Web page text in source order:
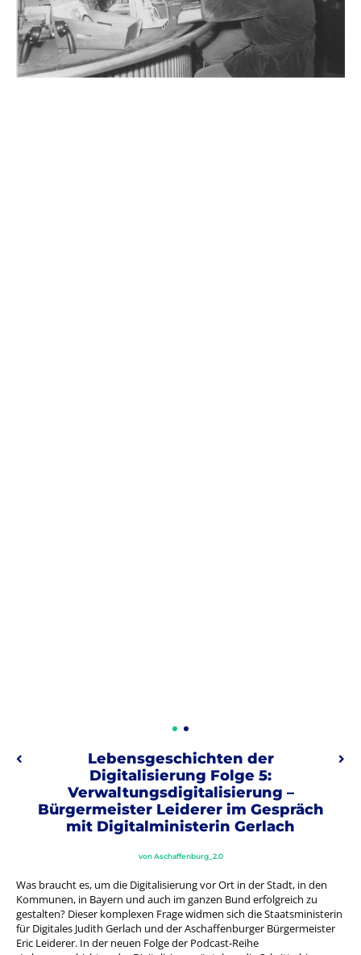
Beitragsnavigation
Vorheriger: Episode 18: Das Jugendhaus Aschaffenburg
Lebensgeschichten der
Digitalisierung Folge 5:
Verwaltungsdigitalisierung –
Bürgermeister Leiderer im Gespräch
mit Digitalministerin Gerlach
vonAschaffenburg_2.0
Was braucht es, um die Digitalisierung vor Ort in der Stadt, in den
Kommunen, in Bayern und auch im ganzen Bund erfolgreich zu
gestalten? Dieser komplexen Frage widmen sich die Staatsministerin
für Digitales Judith Gerlach und der Aschaffenburger Bürgermeister
Eric Leiderer. In der neuen Folge der Podcast-Reihe